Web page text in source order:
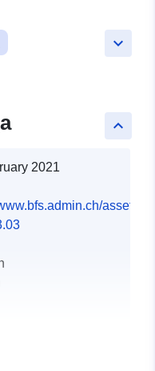
keyboard_arrow_down
keyboard_arrow_up
2021
asset/